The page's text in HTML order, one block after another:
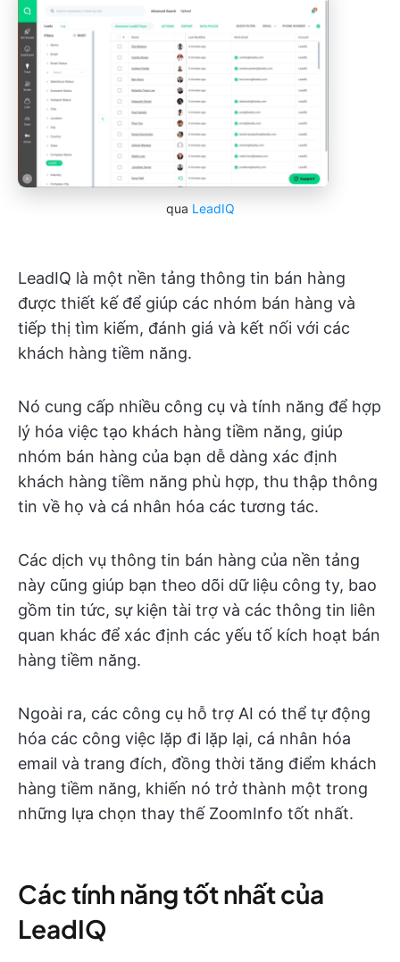
qua LeadIQ
LeadIQ là một nền tảng thông tin bán hàng
được thiết kế để giúp các nhóm bán hàng và
tiếp thị tìm kiếm, đánh giá và kết nối với các
khách hàng tiềm năng.
Nó cung cấp nhiều công cụ và tính năng để hợp
lý hóa việc tạo khách hàng tiềm năng, giúp
nhóm bán hàng của bạn dễ dàng xác định
khách hàng tiềm năng phù hợp, thu thập thông
tin về họ và cá nhân hóa các tương tác.
Các dịch vụ thông tin bán hàng của nền tảng
này cũng giúp bạn theo dõi dữ liệu công ty, bao
gồm tin tức, sự kiện tài trợ và các thông tin liên
quan khác để xác định các yếu tố kích hoạt bán
hàng tiềm năng.
Ngoài ra, các công cụ hỗ trợ AI có thể tự động
hóa các công việc lặp đi lặp lại, cá nhân hóa
email và trang đích, đồng thời tăng điểm khách
hàng tiềm năng, khiến nó trở thành một trong
những lựa chọn thay thế ZoomInfo tốt nhất.
Các tính năng tốt nhất của
LeadIQ